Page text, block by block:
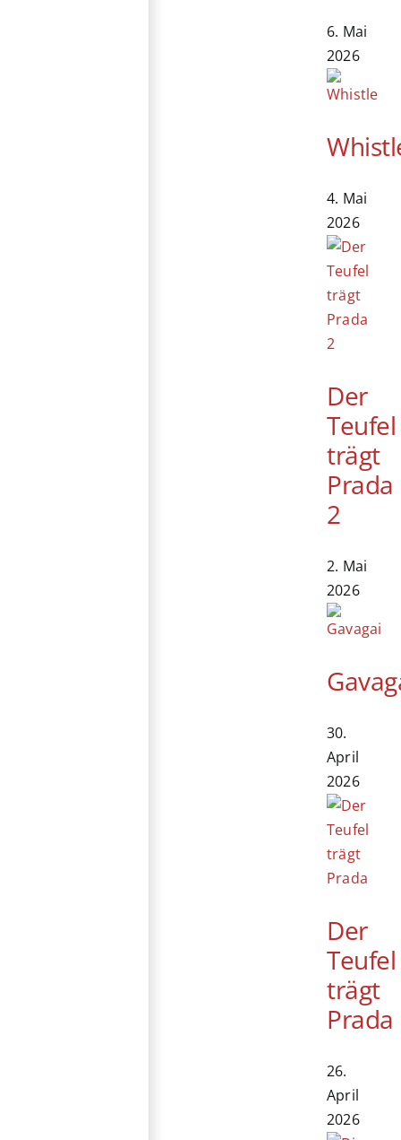
6. Mai
2026
4. Mai
2026
Der
Teufel
trägt
Prada
2
2. Mai
2026
30.
April
2026
Der
Teufel
trägt
Prada
26.
April
2026